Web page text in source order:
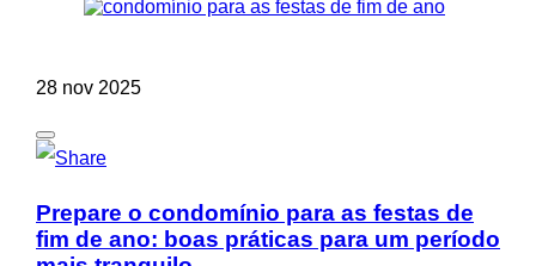
28 nov 2025
Prepare o condomínio para as festas de
fim de ano: boas práticas para um período